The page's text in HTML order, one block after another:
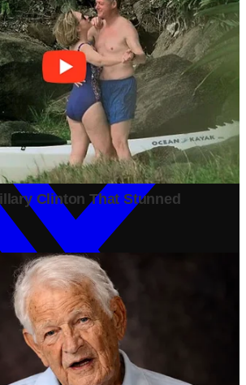
vs Point Coffee: Persaingan